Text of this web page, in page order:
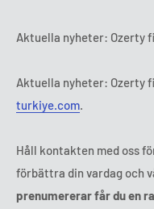
Ozerty håller dig säker
Fredag:
9:00 - 18:00
Tl: 010 884 87 30
E-post:
Aktuella nyheter: Ozerty
Aktuella nyheter: Ozerty
turkiye.com.
Håll kontakten med oss
förbättra din vardag och
prenumererar får du en